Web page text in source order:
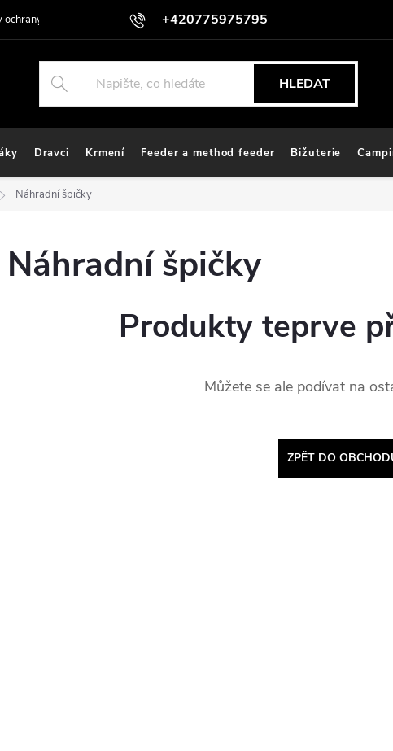
+420775975795
osobních údajů
HLEDAT
Dravci Krmení Feeder a method feeder Bižuterie
Náhradní špičky
Náhradní špičky
Produkty teprve
Můžete se ale podívat na
ZPĚT DO